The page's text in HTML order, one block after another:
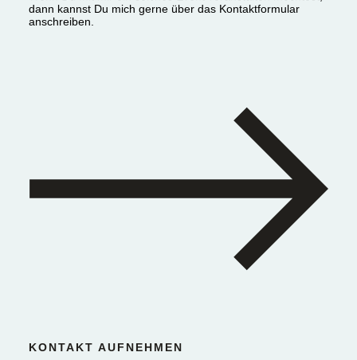
dann kannst Du mich gerne über das Kontaktformular
anschreiben.
KONTAKT AUFNEHMEN